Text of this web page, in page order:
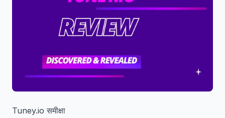
Tuney.io समीक्षा